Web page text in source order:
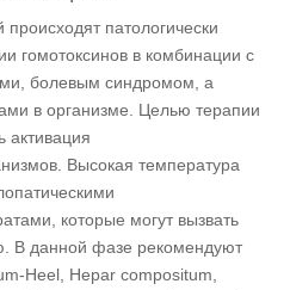
патологически
гомотоксинов в комбинации с
болевым синдромом, а
в организме. Целью терапии
активация
Высокая температура
которые могут вызвать
В данной фазе рекомендуют
Heel, Hepar compositum,